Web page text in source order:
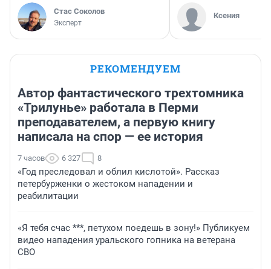
Стас Соколов
Эксперт
Ксения
РЕКОМЕНДУЕМ
Автор фантастического трехтомника
«Трилунье» работала в Перми
преподавателем, а первую книгу
написала на спор — ее история
7 часов 6 327 8
«Год преследовал и облил кислотой». Рассказ
петербурженки о жестоком нападении и
реабилитации
«Я тебя счас ***, петухом поедешь в зону!» Публикуем
видео нападения уральского гопника на ветерана
СВО